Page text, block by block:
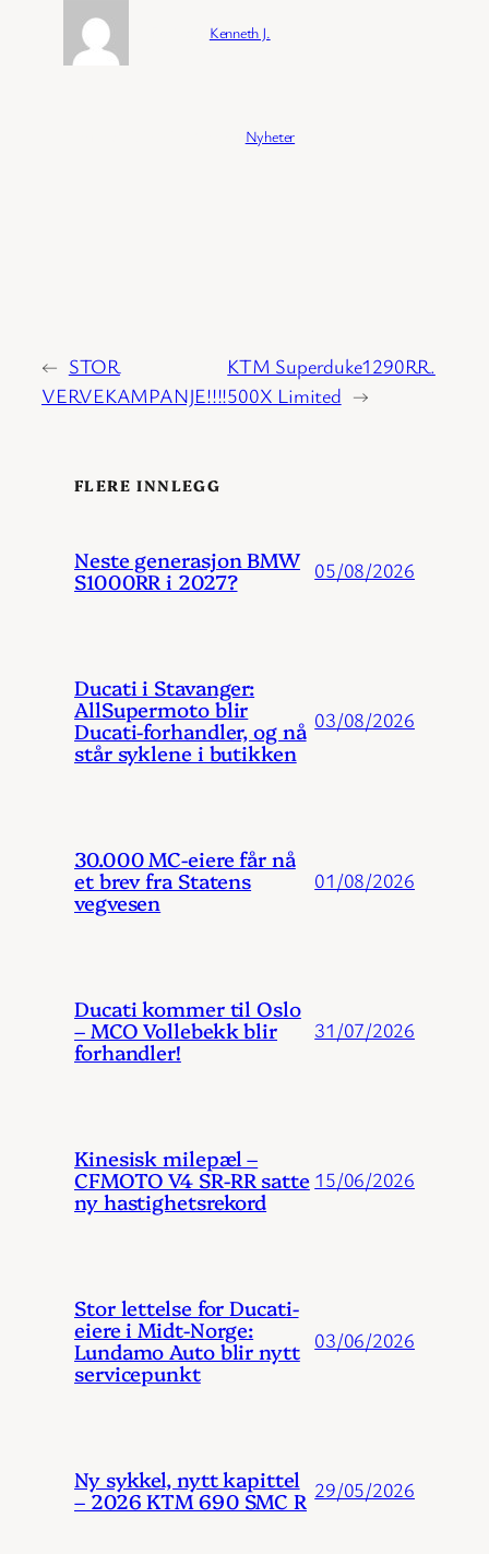
Kenneth J.
Nyheter
← STOR
VERVEKAMPANJE!!!!
KTM Superduke1290RR.
500X Limited →
FLERE INNLEGG
Neste generasjon BMW
S1000RR i 2027? 05/08/2026
Ducati i Stavanger:
AllSupermoto blir
Ducati-forhandler, og nå
står syklene i butikken
03/08/2026
30.000 MC-eiere får nå
et brev fra Statens
vegvesen
01/08/2026
Ducati kommer til Oslo
– MCO Vollebekk blir
forhandler!
31/07/2026
Kinesisk milepæl –
CFMOTO V4 SR-RR satte
ny hastighetsrekord
15/06/2026
Stor lettelse for Ducati-
eiere i Midt-Norge:
Lundamo Auto blir nytt
servicepunkt
03/06/2026
Ny sykkel, nytt kapittel
– 2026 KTM 690 SMC R 29/05/2026